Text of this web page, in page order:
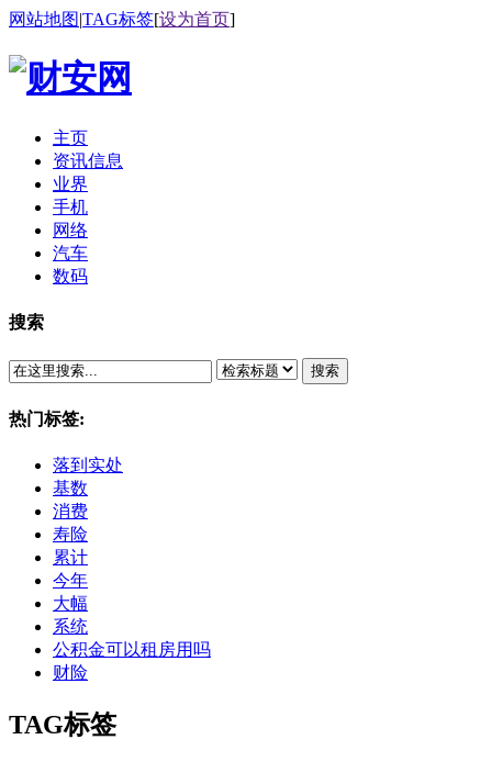
网站地图|TAG标签[设为首页]
主页
资讯信息
业界
手机
网络
汽车
数码
搜索
搜索
热门标签:
落到实处
基数
消费
寿险
累计
今年
大幅
系统
公积金可以租房用吗
财险
TAG标签